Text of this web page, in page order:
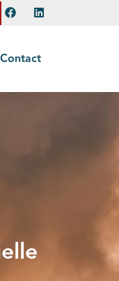
Contact